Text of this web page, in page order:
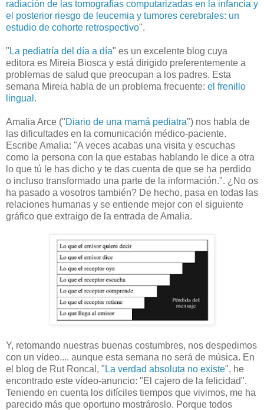
radiación de las tomografías computarizadas en la infancia y
el posterior riesgo de leucemia y tumores cerebrales: un
estudio de cohorte retrospectivo".
" La pediatría del día a día" es un excelente blog cuya
editora es Mireia Biosca y está dirigido preferentemente a
problemas de salud que preocupan a los padres. Esta
semana Mireia habla de un problema frecuente: el frenillo
lingual .
Amalia Arce ("Diario de una mamá pediatra") nos habla de
las dificultades en la comunicación médico-paciente.
Escribe Amalia: "A veces acabas una visita y escuchas
como la persona con la que estabas hablando le dice a otra
lo que tú le has dicho y te das cuenta de que se ha perdido
o incluso transformado una parte de la información.". ¿No os
ha pasado a vosotros también? De hecho, pasa en todas las
relaciones humanas y se entiende mejor con el siguiente
gráfico que extraigo de la entrada de Amalia.
Y, retomando nuestras buenas costumbres, nos despedimos
con un vídeo.... aunque esta semana no será de música. En
el blog de Rut Roncal, " La verdad absoluta no existe", he
encontrado este vídeo-anuncio: "El cajero de la felicidad".
Teniendo en cuenta los difíciles tiempos que vivimos, me ha
parecido más que oportuno mostrároslo. Porque todos